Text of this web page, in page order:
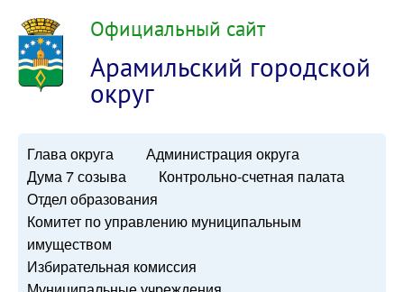
Официальный сайт
Арамильский городской
округ
Глава округа
Администрация округа
Дума 7 созыва
Контрольно-счетная палата
Отдел образования
Комитет по управлению муниципальным
имуществом
Избирательная комиссия